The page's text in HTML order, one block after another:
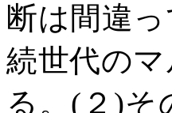
断は間違
続世代の
る。 ( ２ )そ